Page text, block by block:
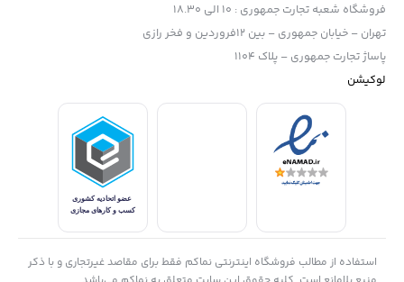
فروشگاه شعبه تجارت جمهوری : 10 الی 18.30
تهران – خیابان جمهوری – بین 12فروردین و فخر رازی
پاساژ تجارت جمهوری – پلاک 1104
لوکیشن
استفاده از مطالب فروشگاه اینترنتی نماکم فقط برای مقاصد غیرتجاری و با ذکر